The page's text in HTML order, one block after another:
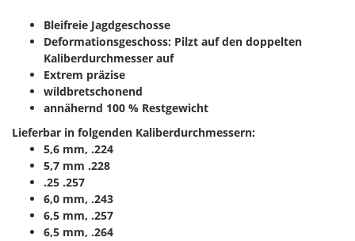
Bleifreie Jagdgeschosse
Deformationsgeschoss: Pilzt auf den doppelten
Kaliberdurchmesser auf
Extrem präzise
wildbretschonend
annähernd 100 % Restgewicht
Lieferbar in folgenden Kaliberdurchmessern:
5,6 mm, .224
5,7 mm .228
.25 .257
6,0 mm, .243
6,5 mm, .257
6,5 mm, .264